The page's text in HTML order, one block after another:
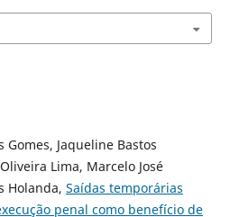
Jaqueline Bastos
Lima, Marcelo José
Holanda, Saídas temporárias
penal como benefício de